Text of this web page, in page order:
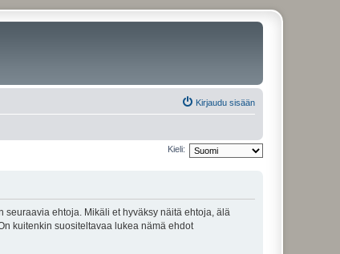
Kirjaudu sisään
Kieli:
seuraavia ehtoja. Mikäli et hyväksy näitä ehtoja, älä
kuitenkin suositeltavaa lukea nämä ehdot